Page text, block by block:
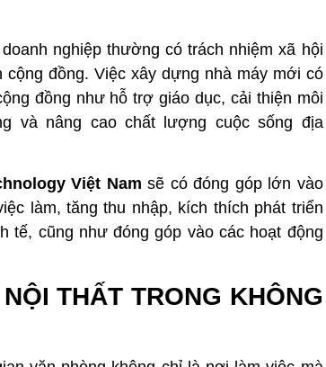
nghiệp thường có trách nhiệm xã hội
đồng. Việc xây dựng nhà máy mới có
đồng như hỗ trợ giáo dục, cải thiện môi
và nâng cao chất lượng cuộc sống địa
Việt Nam sẽ có đóng góp lớn vào
làm, tăng thu nhập, kích thích phát triển
tế, cũng như đóng góp vào các hoạt động
THẤT TRONG KHÔNG